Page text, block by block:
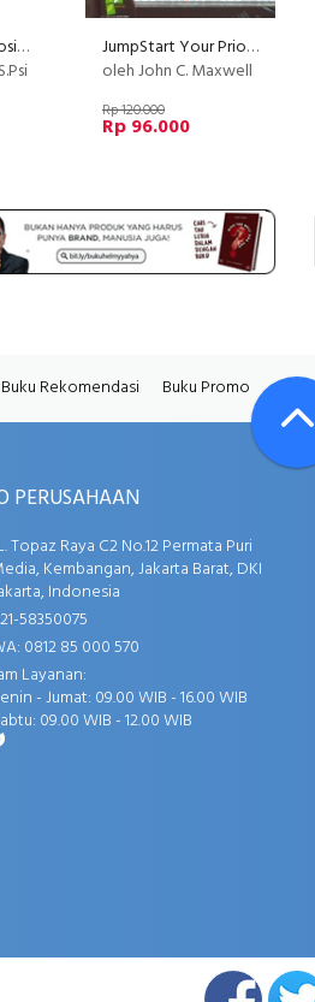
THINK : Berpikir Positif Senantiasa, Niscaya Membuat Hidup Anda Menjadi Lebih Baik
JumpStart Your Priorities (HC)
oleh John C. Maxwell
Rp 120.000
Rp 96.000
Buku Rekomendasi Buku Promo
PERUSAHAAN
Topaz Raya C2 No.12 Permata Puri
Kembangan, Jakarta Barat, DKI
Indonesia
58350075
0812 85 000 570
Layanan:
- Jumat: 09.00 WIB - 16.00 WIB
09.00 WIB - 12.00 WIB